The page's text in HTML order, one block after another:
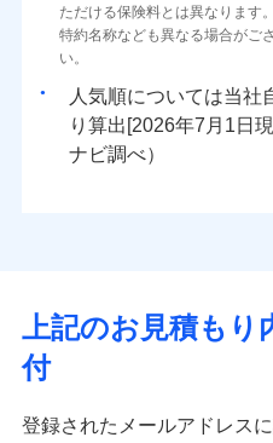
ただける保険料とは異なります
特約名称なども異なる場合がご
い。
人気順については当社
り算出[
年 月
日
ナビ調べ）
上記のお見積もり
付
登録されたメールアドレス